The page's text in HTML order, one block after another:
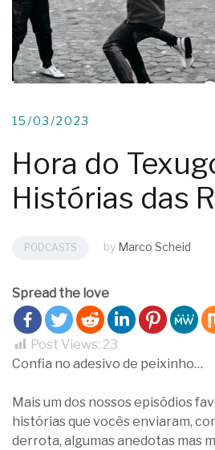
15/03/2023
Hora do
Histórias das
PODCASTS by Marco Scheid
Spread the love
Post Views: 23
Confia no adesivo de peixinho…
Mais um dos nossos episódios
histórias que vocês enviaram,
derrota, algumas anedotas mas